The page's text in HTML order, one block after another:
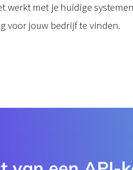
werkt met je huidige
voor jouw bedrijf te vinden.